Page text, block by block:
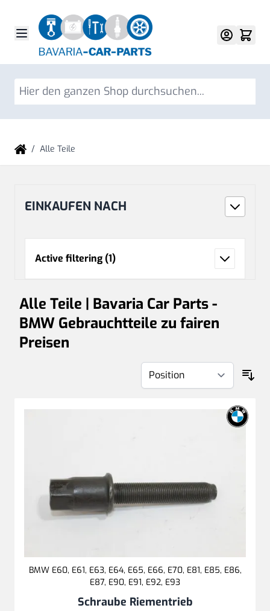
/ Alle Teile
EINKAUFEN NACH
Active filtering (1)
Alle Teile | Bavaria Car Parts -
BMW Gebrauchtteile zu fairen
Preisen
BMW E60, E61, E63, E64, E65, E66, E70, E81, E85, E86,
E87, E90, E91, E92, E93
Schraube Riementrieb